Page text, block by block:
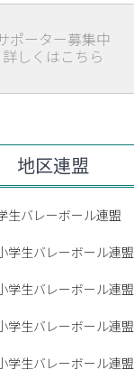
ポーター募集中
詳しくはこちら
地区連盟
生バレーボール連盟
学生バレーボール連盟
学生バレーボール連盟
学生バレーボール連盟
学生バレーボール連盟